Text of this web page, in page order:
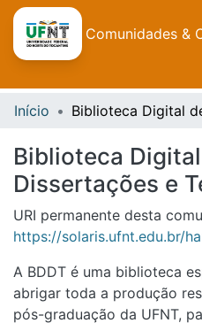
Comunidades &
Início
Biblioteca
Dissertações e
URI permanente desta
https://solaris.ufnt.edu.br/
A BDDT é uma biblioteca
abrigar toda a produção
pós-graduação da UFNT,